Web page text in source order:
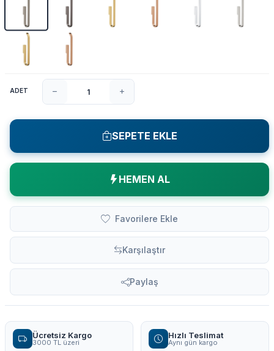
ADET
SEPETE EKLE
HEMEN AL
Favorilere Ekle
Karşılaştır
Paylaş
Ücretsiz Kargo
3000 TL üzeri
Hızlı Teslimat
Aynı gün kargo